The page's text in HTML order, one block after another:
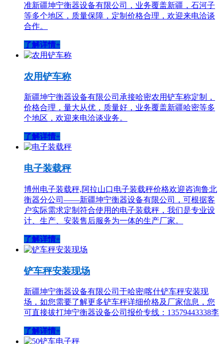
准新疆坤宁衡器设备有限公司，业务覆盖新疆，石河子
等多个地区，质量保障，定制价格合理，欢迎来电洽谈
合作。
了解详情+
农用铲车称
新疆坤宁衡器设备有限公司承接哈密农用铲车称定制，
价格合理，量大从优，质量好，业务覆盖新疆哈密等多
个地区，欢迎来电洽谈业务。
了解详情+
电子装载秤
博州电子装载秤,阿拉山口电子装载秤价格欢迎咨询鲁北
衡器分公司——新疆坤宁衡器设备有限公司，可根据客
户实际需求定制符合使用的电子装载秤，我们是专业设
计、生产、安装售后服务为一体的生产厂家。
了解详情+
铲车秤安装现场
新疆坤宁衡器设备有限公司于哈密|喀什铲车秤安装现
场，如您需要了解更多铲车秤详细价格及厂家信息，您
可直接拔打坤宁衡器设备公司报价专线：13579443338李
了解详情+